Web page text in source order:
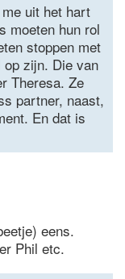
uit het hart
moeten hun rol
stoppen met
op zijn. Die van
Theresa. Ze
partner, naast,
En dat is
eens.
Phil etc.